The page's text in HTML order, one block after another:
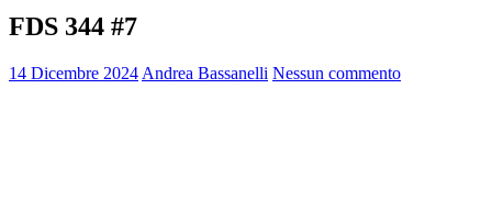
FDS 344 #7
14 Dicembre 2024 Andrea Bassanelli Nessun commento